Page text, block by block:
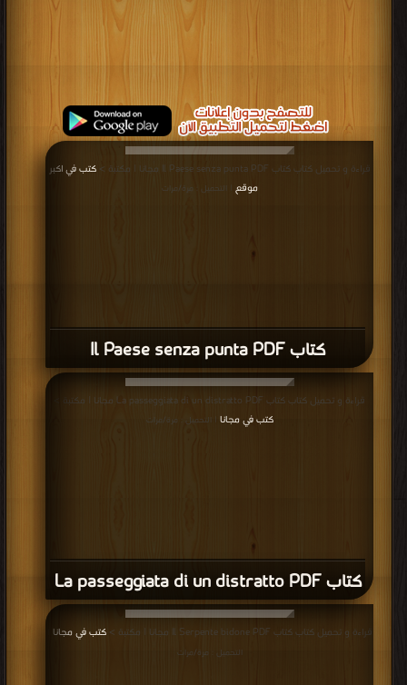
كتاب Il Paese senza punta PDF
قراءة و تحميل كتاب كتاب Il Paese senza punta PDF مجانا | مكتبة >
كتب في اكبر
موقع
| التحميل : مرة/مرات
كتاب La passeggiata di un distratto PDF
قراءة و تحميل كتاب كتاب La passeggiata di un distratto PDF مجانا | مكتبة >
كتب في مجانا | التحميل : مرة/مرات
قراءة و تحميل كتاب كتاب Il Serpente bidone PDF مجانا | مكتبة > كتب في مجانا
التحميل : مرة/مرات